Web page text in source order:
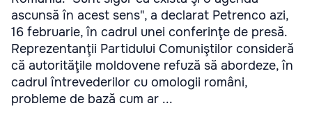
ascunsă în acest sens", a declarat Petrenco azi,
16 februarie, în cadrul unei conferinţe de presă.
Reprezentanţii Partidului Comuniştilor consideră
că autorităţile moldovene refuză să abordeze, în
cadrul întrevederilor cu omologii români,
probleme de bază cum ar ...